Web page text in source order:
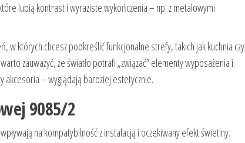
lubią kontrast i wyraziste wykończenia – np. z metalowymi
których chcesz podkreślić funkcjonalne strefy, takich jak kuchnia czy
zauważyć, że światło potrafi „związać” elementy wyposażenia i
akcesoria – wyglądają bardziej estetycznie.
9085/2
na kompatybilność z instalacją i oczekiwany efekt świetlny.